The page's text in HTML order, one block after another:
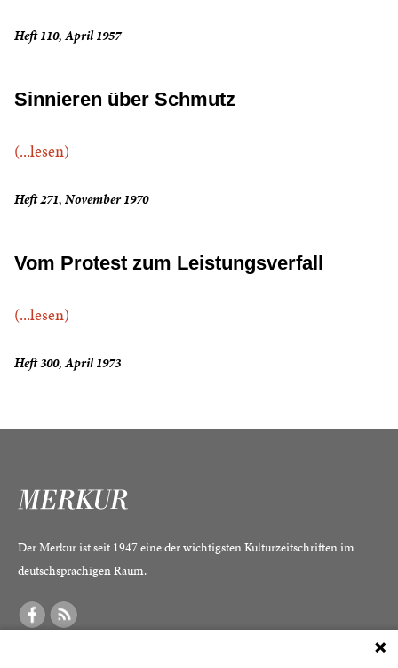
Heft 110, April 1957
Sinnieren über Schmutz
(...lesen)
Heft 271, November 1970
Vom Protest zum Leistungsverfall
(...lesen)
Heft 300, April 1973
Der Merkur ist seit 1947 eine der wichtigsten Kulturzeitschriften im
deutschsprachigen Raum.